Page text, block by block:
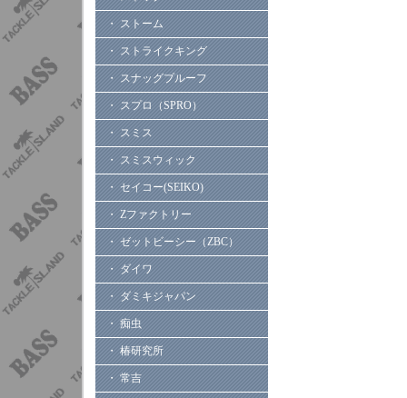
・ ストーム
・ ストライクキング
・ スナッグプルーフ
・ スプロ（SPRO）
・ スミス
・ スミスウィック
・ セイコー(SEIKO)
・ Zファクトリー
・ ゼットビーシー（ZBC）
・ ダイワ
・ ダミキジャパン
・ 痴虫
・ 椿研究所
・ 常吉